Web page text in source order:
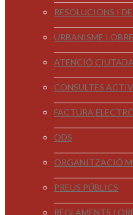
RESOLUCIONS I
URBANISME I
ATENCIÓ
CONSULTES
FACTURA
ODS
ORGANITZACIÓ
PREUS PÚBLICS
REGLAMENTS I